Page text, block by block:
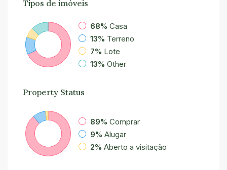
Tipos de imóveis
68% Casa
13% Terreno
7% Lote
13% Other
Property Status
89% Comprar
9% Alugar
2% Aberto a visitação